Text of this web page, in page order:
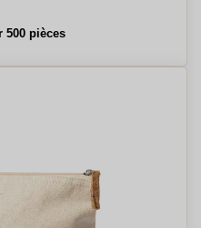
500 pièces